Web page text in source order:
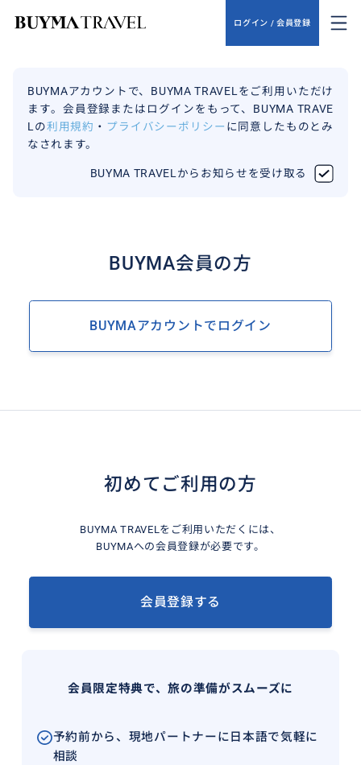
ログイン / 会員登録
BUYMAアカウントで、BUYMA TRAVELをご利用いただけ
ます。会員登録またはログインをもって、BUYMA TRAVE
Lの利用規約 ・ プライバシーポリシー に同意したものとみ
なされます。
BUYMA TRAVELからお知らせを受け取る
BUYMA会員の方
BUYMAアカウントでログイン
初めてご利用の方
BUYMA TRAVELをご利用いただくには、
BUYMAへの会員登録が必要です。
会員登録する
会員限定特典で、旅の準備がスムーズに
予約前から、現地パートナーに日本語で気軽に
相談